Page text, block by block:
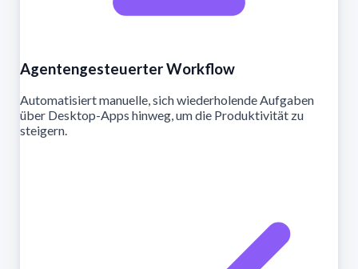
Agentengesteuerter Workflow
Automatisiert manuelle, sich wiederholende Aufgaben
über Desktop-Apps hinweg, um die Produktivität zu
steigern.